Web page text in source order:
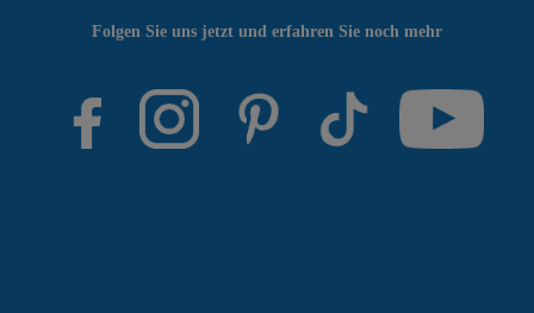
Folgen Sie uns jetzt und erfahren Sie noch mehr